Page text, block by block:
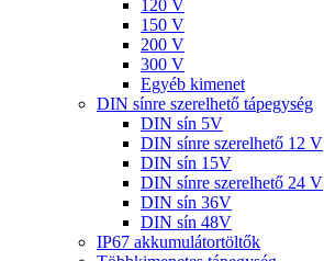
120 V
150 V
200 V
300 V
Egyéb kimenet
DIN sínre szerelhető tápegység
DIN sín 5V
DIN sínre szerelhető 12 V
DIN sín 15V
DIN sínre szerelhető 24 V
DIN sín 36V
DIN sín 48V
IP67 akkumulátortöltők